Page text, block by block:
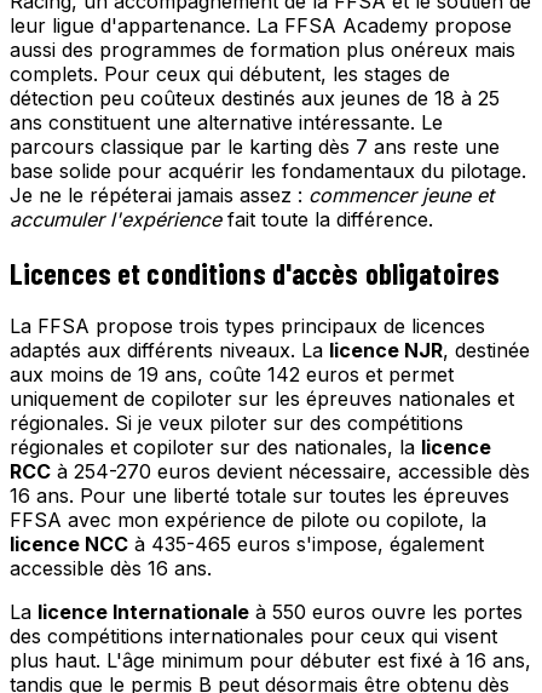
leur ligue d'appartenance. La FFSA Academy propose
aussi des programmes de formation plus onéreux mais
complets. Pour ceux qui débutent, les stages de
détection peu coûteux destinés aux jeunes de 18 à 25
ans constituent une alternative intéressante. Le
parcours classique par le karting dès 7 ans reste une
base solide pour acquérir les fondamentaux du pilotage.
Je ne le répéterai jamais assez : commencer jeune et
accumuler l'expériencefait toute la différence.
Licences et conditions d'accès obligatoires
La FFSA propose trois types principaux de licences
adaptés aux différents niveaux. La licence NJR, destinée
aux moins de 19 ans, coûte 142 euros et permet
uniquement de copiloter sur les épreuves nationales et
régionales. Si je veux piloter sur des compétitions
régionales et copiloter sur des nationales, la licence
RCC à 254-270 euros devient nécessaire, accessible dès
16 ans. Pour une liberté totale sur toutes les épreuves
FFSA avec mon expérience de pilote ou copilote, la
licence NCC à 435-465 euros s'impose, également
accessible dès 16 ans.
La licence Internationale à 550 euros ouvre les portes
des compétitions internationales pour ceux qui visent
plus haut. L'âge minimum pour débuter est fixé à 16 ans,
tandis que le permis B peut désormais être obtenu dès